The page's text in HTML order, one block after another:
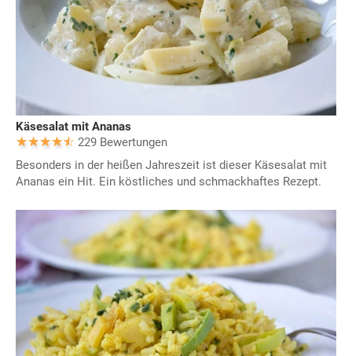
Käsesalat mit Ananas
229 Bewertungen
Besonders in der heißen Jahreszeit ist dieser Käsesalat mit
Ananas ein Hit. Ein köstliches und schmackhaftes Rezept.